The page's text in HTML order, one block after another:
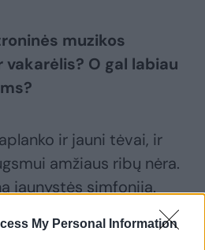
My Personal Information
muzikos
O gal labiau
ir jauni tėvai, ir
amžiaus ribų nėra.
jaunystės simfonija.